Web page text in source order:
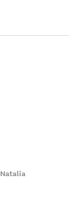
Natalia